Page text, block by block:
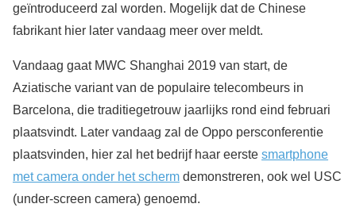
geïntroduceerd zal worden. Mogelijk dat de Chinese
fabrikant hier later vandaag meer over meldt.
Vandaag gaat MWC Shanghai 2019 van start, de
Aziatische variant van de populaire telecombeurs in
Barcelona, die traditiegetrouw jaarlijks rond eind februari
plaatsvindt. Later vandaag zal de Oppo persconferentie
plaatsvinden, hier zal het bedrijf haar eerste smartphone
met camera onder het scherm demonstreren, ook wel USC
(under-screen camera) genoemd.